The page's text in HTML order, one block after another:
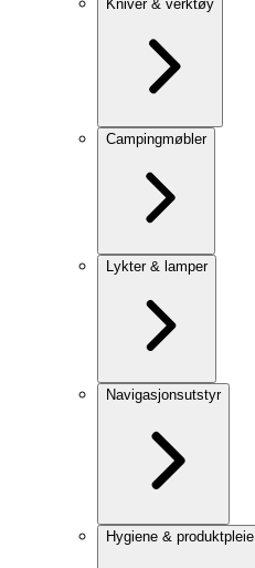
Kniver & verktøy
Campingmøbler
Lykter & lamper
Navigasjonsutstyr
Hygiene & produktpleie